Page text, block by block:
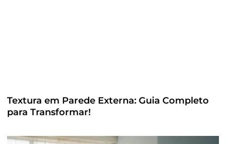
Textura em Parede Externa: Guia Completo
para Transformar!